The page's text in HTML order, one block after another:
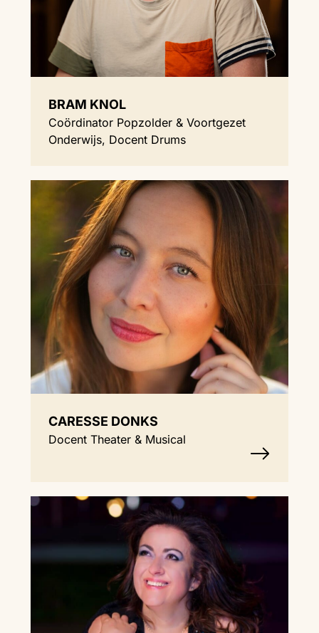
BRAM KNOL
Coördinator Popzolder & Voortgezet
Onderwijs, Docent Drums
CARESSE DONKS
Docent Theater & Musical